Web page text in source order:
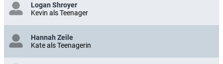
Logan Shroyer
Kevin als Teenager
Hannah Zeile
Kate als Teenagerin